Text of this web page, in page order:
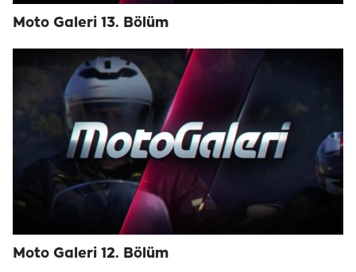
Moto Galeri 13. Bölüm
Moto Galeri 12. Bölüm